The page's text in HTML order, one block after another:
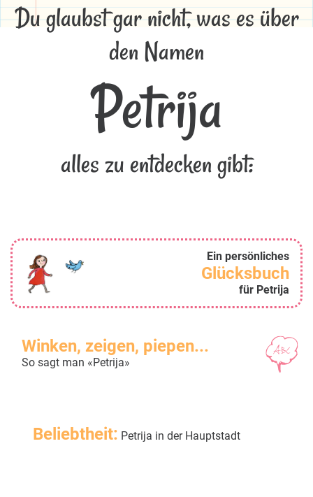
Du glaubst gar nicht, was es über
den Namen
Petrija
alles zu entdecken gibt:
Ein persönliches
Glücksbuch
für Petrija
Winken, zeigen, piepen...
So sagt man «Petrija»
Beliebtheit: Petrija in der Hauptstadt